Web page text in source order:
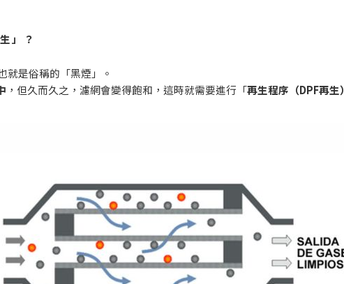
」？
就是俗稱的「黑煙」。
，但久而久之，濾網會變得飽和，這時就需要進行「再生程序（DPF再生）